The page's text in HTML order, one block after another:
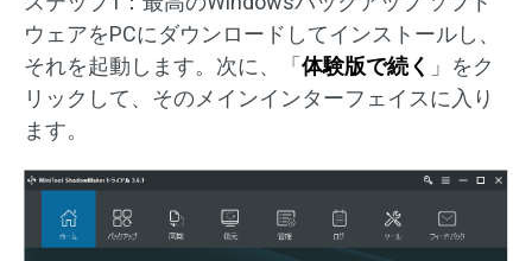
ウェアをPCにダウンロードしてインストールし、
それを起動します。次に、「体験版で続く 」をク
リックして、そのメインインターフェイスに入り
ます。